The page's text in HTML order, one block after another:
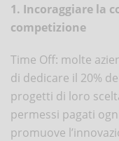
1. Incoraggiare la
competizione
Time Off: molte
di dedicare il 20%
progetti di loro
permessi pagati
promuove